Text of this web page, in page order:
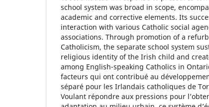
school system was broad in scope,
academic and corrective elements. Its
interaction with various Catholic social
associations. Through promotion of a
Catholicism, the separate school system
religious identity of the Irish child and
among English-speaking Catholics in
facteurs qui ont contribué au
séparé pour les Irlandais catholiques de
Voulant répondre aux pressions pour